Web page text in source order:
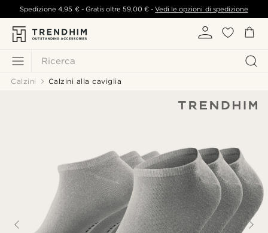
Ricerca
Spedizione4,95 €- Gratis oltre 59,00 € -Vedi le opzioni di spedizione
Calzini Calzini alla caviglia